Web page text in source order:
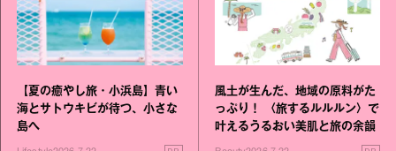
【夏の癒やし旅・小浜島】青い
海とサトウキビが待つ、小さな
島へ
風土が生んだ、地域の原料がた
っぷり！ 〈旅するルルルン〉で
叶えるうるおい美肌と旅の余韻